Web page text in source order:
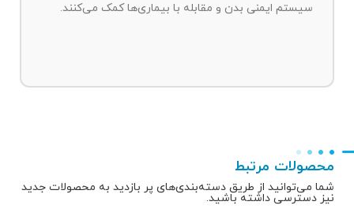
سیستم ایمنی بدن و مقابله با بیماری‌ها کمک می‌کنند.
محصولات مرتبط
شما می‌توانید از طریق دسته‌بندی‌های پر بازدید به محصولات جدید
نیز دسترسی داشته باشید.